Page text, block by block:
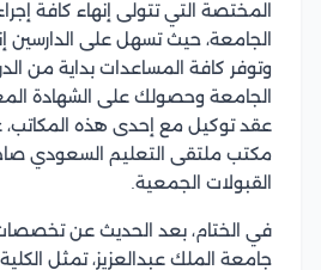
المختصة التي تتولى إنهاء كافة
الجامعة، حيث تسهل على الدارسين
وتوفر كافة المساعدات بداية من
الجامعة وحصولك على الشهادة
عقد توكيل مع إحدى هذه المكاتب،
مكتب ملتقى التعليم السعودي
القبولات الجمعية.
في الختام، بعد الحديث عن تخصصات
جامعة الملك عبدالعزيز، تمثل